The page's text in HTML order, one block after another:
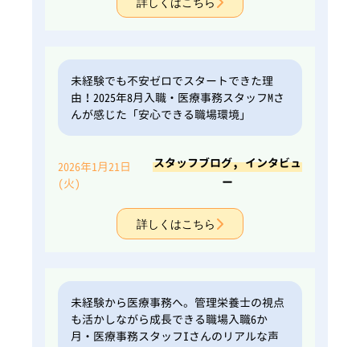
未経験でも不安ゼロでスタートできた理
由！2025年8月入職・医療事務スタッフMさ
んが感じた「安心できる職場環境」
2026年1月21日
(火)
スタッフブログ,インタビュ
ー
詳しくはこちら
未経験から医療事務へ。管理栄養士の視点
も活かしながら成長できる職場入職6か
月・医療事務スタッフIさんのリアルな声